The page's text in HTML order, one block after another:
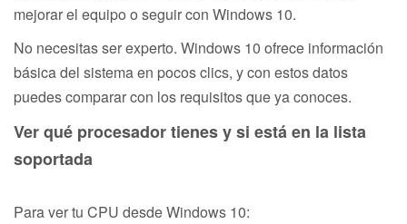
mejorar el equipo o seguir con Windows 10.
No necesitas ser experto. Windows 10 ofrece información
básica del sistema en pocos clics, y con estos datos
puedes comparar con los requisitos que ya conoces.
Ver qué procesador tienes y si está en la lista
soportada
Para ver tu CPU desde Windows 10: